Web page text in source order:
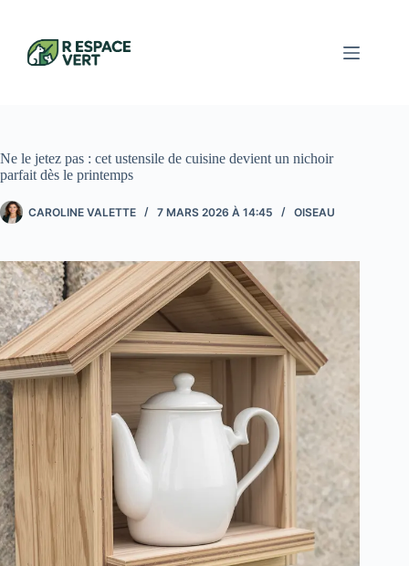
contenu
Ne le jetez pas : cet ustensile de cuisine devient un nichoir
parfait dès le printemps
CAROLINE VALETTE 7 MARS 2026 À 14:45 OISEAU